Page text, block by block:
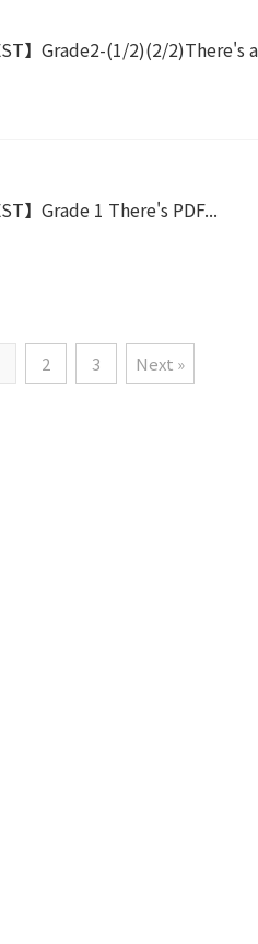
】Grade2-(1/2)(2/2)There's a
】Grade 1 There's PDF...
2 3 Next »